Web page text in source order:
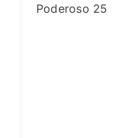
Poderoso 25